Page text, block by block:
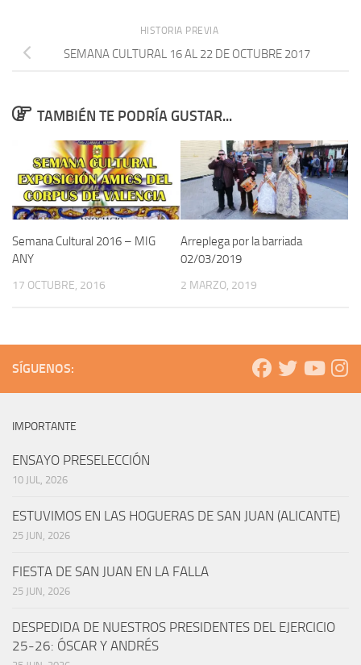
HISTORIA PREVIA
SEMANA CULTURAL 16 AL 22 DE OCTUBRE 2017
TAMBIÉN TE PODRÍA GUSTAR...
Semana Cultural 2016 – MIG
ANY
17 OCTUBRE, 2016
Arreplega por la barriada
02/03/2019
2 MARZO, 2019
SÍGUENOS:
IMPORTANTE
ENSAYO PRESELECCIÓN
10 JUL, 2026
ESTUVIMOS EN LAS HOGUERAS DE SAN JUAN (ALICANTE)
25 JUN, 2026
FIESTA DE SAN JUAN EN LA FALLA
25 JUN, 2026
DESPEDIDA DE NUESTROS PRESIDENTES DEL EJERCICIO
25-26: ÓSCAR Y ANDRÉS